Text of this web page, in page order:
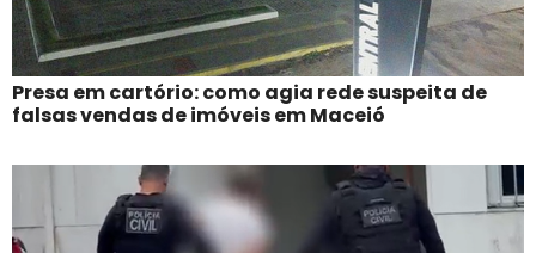
Presa em cartório: como agia rede suspeita de
falsas vendas de imóveis em Maceió